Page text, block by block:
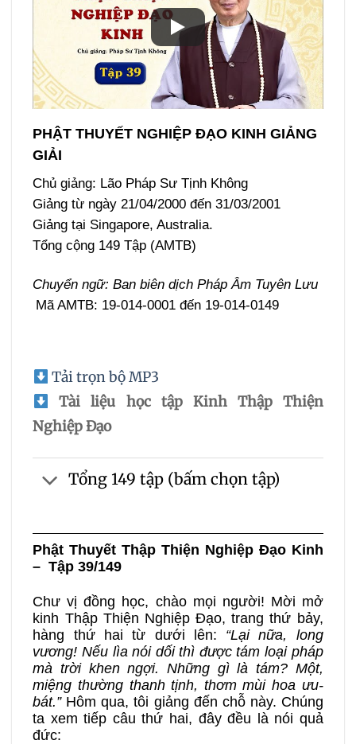
PHẬT THUYẾT NGHIỆP ĐẠO KINH GIẢNG
GIẢI
Chủ giảng: Lão Pháp Sư Tịnh Không
Giảng từ ngày 21/04/2000 đến 31/03/2001
Giảng tại Singapore, Australia.
Tổng cộng 149 Tập (AMTB)
Chuyển ngữ: Ban biên dịch Pháp Âm Tuyên Lưu
Mã AMTB: 19-014-0001 đến 19-014-0149
Tải trọn bộ MP3
Tài liệu học tập Kinh Thập Thiện
Nghiệp Đạo
Tổng 149 tập (bấm chọn tập)
Phật Thuyết Thập Thiện Nghiệp Đạo Kinh
– Tập 39/149
Chư vị đồng học, chào mọi người! Mời mở
kinh Thập Thiện Nghiệp Đạo, trang thứ bảy,
hàng thứ hai từ dưới lên: “Lại nữa, long
vương! Nếu lìa nói dối thì được tám loại pháp
mà trời khen ngợi. Những gì là tám? Một,
miệng thường thanh tịnh, thơm mùi hoa ưu-
bát.” Hôm qua, tôi giảng đến chỗ này. Chúng
ta xem tiếp câu thứ hai, đây đều là nói quả
đức: